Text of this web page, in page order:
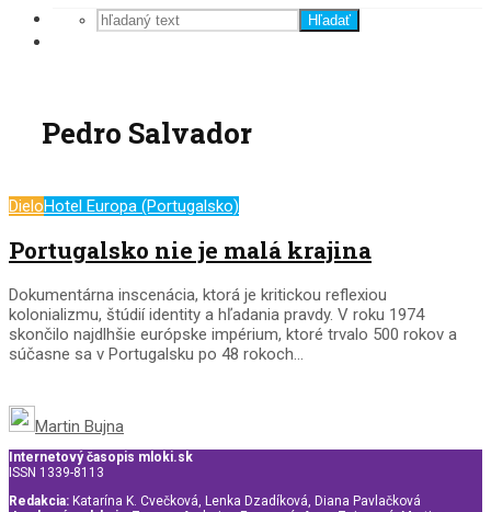
Hľadať
Pedro Salvador
DieloHotel Europa (Portugalsko)
Portugalsko nie je malá krajina
Dokumentárna inscenácia, ktorá je kritickou reflexiou
kolonializmu, štúdií identity a hľadania pravdy. V roku 1974
skončilo najdlhšie európske impérium, ktoré trvalo 500 rokov a
súčasne sa v Portugalsku po 48 rokoch...
Martin Bujna
Internetový časopis mloki.sk
ISSN 1339-8113
Redakcia: Katarína K. Cvečková, Lenka Dzadíková, Diana Pavlačková